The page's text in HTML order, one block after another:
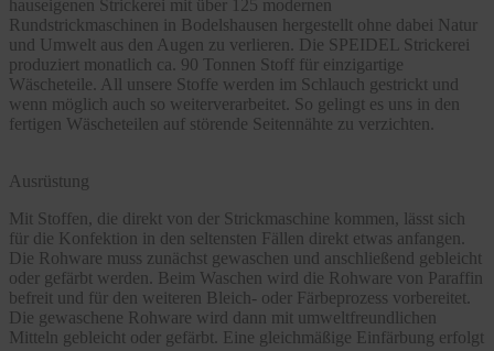
hauseigenen Strickerei mit über 125 modernen
Rundstrickmaschinen in Bodelshausen hergestellt ohne dabei Natur
und Umwelt aus den Augen zu verlieren. Die SPEIDEL Strickerei
produziert monatlich ca. 90 Tonnen Stoff für einzigartige
Wäscheteile. All unsere Stoffe werden im Schlauch gestrickt und
wenn möglich auch so weiterverarbeitet. So gelingt es uns in den
fertigen Wäscheteilen auf störende Seitennähte zu verzichten.
Ausrüstung
Mit Stoffen, die direkt von der Strickmaschine kommen, lässt sich
für die Konfektion in den seltensten Fällen direkt etwas anfangen.
Die Rohware muss zunächst gewaschen und anschließend gebleicht
oder gefärbt werden. Beim Waschen wird die Rohware von Paraffin
befreit und für den weiteren Bleich- oder Färbeprozess vorbereitet.
Die gewaschene Rohware wird dann mit umweltfreundlichen
Mitteln gebleicht oder gefärbt. Eine gleichmäßige Einfärbung erfolgt